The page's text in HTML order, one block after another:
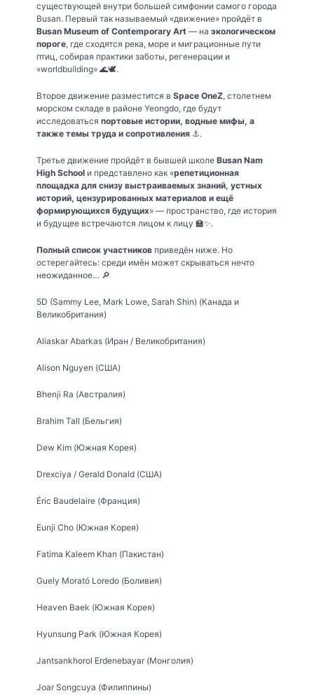
существующей внутри большей симфонии самого города
Busan. Первый так называемый «движение» пройдёт в
Busan Museum of Contemporary Art — на экологическом
пороге, где сходятся река, море и миграционные пути
птиц, собирая практики заботы, регенерации и
«worldbuilding» 🌊🕊️.
Второе движение разместится в Space OneZ, столетнем
морском складе в районе Yeongdo, где будут
исследоваться портовые истории, водные мифы, а
также темы труда и сопротивления ⚓️.
Третье движение пройдёт в бывшей школе Busan Nam
High School и представлено как «репетиционная
площадка для снизу выстраиваемых знаний, устных
историй, цензурированных материалов и ещё
формирующихся будущих» — пространство, где история
и будущее встречаются лицом к лицу 🏫✨.
Полный список участников приведён ниже. Но
остерегайтесь: среди имён может скрываться нечто
неожиданное… 🔎
5D (Sammy Lee, Mark Lowe, Sarah Shin) (Канада и
Великобритания)
Aliaskar Abarkas (Иран / Великобритания)
Alison Nguyen (США)
Bhenji Ra (Австралия)
Brahim Tall (Бельгия)
Dew Kim (Южная Корея)
Drexciya / Gerald Donald (США)
Éric Baudelaire (Франция)
Eunji Cho (Южная Корея)
Fatima Kaleem Khan (Пакистан)
Guely Morató Loredo (Боливия)
Heaven Baek (Южная Корея)
Hyunsung Park (Южная Корея)
Jantsankhorol Erdenebayar (Монголия)
Joar Songcuya (Филиппины)